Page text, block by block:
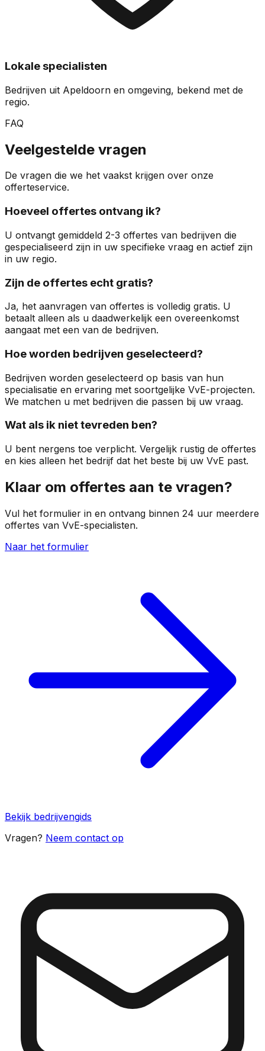
Lokale specialisten
Bedrijven uit Apeldoorn en omgeving, bekend met de
regio.
FAQ
Veelgestelde vragen
De vragen die we het vaakst krijgen over onze
offerteservice.
Hoeveel offertes ontvang ik?
U ontvangt gemiddeld 2-3 offertes van bedrijven die
gespecialiseerd zijn in uw specifieke vraag en actief zijn
in uw regio.
Zijn de offertes echt gratis?
Ja, het aanvragen van offertes is volledig gratis. U
betaalt alleen als u daadwerkelijk een overeenkomst
aangaat met een van de bedrijven.
Hoe worden bedrijven geselecteerd?
Bedrijven worden geselecteerd op basis van hun
specialisatie en ervaring met soortgelijke VvE-projecten.
We matchen u met bedrijven die passen bij uw vraag.
Wat als ik niet tevreden ben?
U bent nergens toe verplicht. Vergelijk rustig de offertes
en kies alleen het bedrijf dat het beste bij uw VvE past.
Klaar om offertes aan te vragen?
Vul het formulier in en ontvang binnen 24 uur meerdere
offertes van VvE-specialisten.
Naar het formulier
Bekijk bedrijvengids
Vragen? Neem contact op